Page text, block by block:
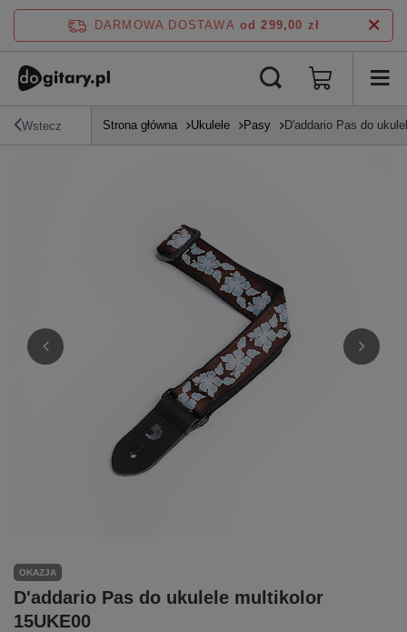
DARMOWA DOSTAWA od 299,00 zł
Wstecz Strona główna Ukulele Pasy D'addario Pas do
OKAZJA
D'addario Pas do ukulele multikolor
15UKE00